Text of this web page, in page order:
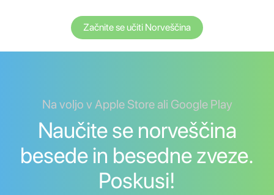
Začnite se učiti Norveščina
Na voljo v Apple Store ali Google Play
Naučite se norveščina
besede in besedne zveze.
Poskusi!